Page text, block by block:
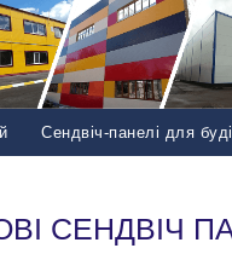
Сендвіч-панелі для
СЕНДВІЧ